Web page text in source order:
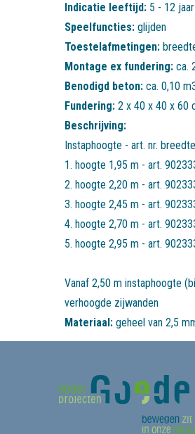
Indicatie leeftijd: 5 - 12 jaar
Speelfuncties: glijden
Toestelafmetingen:
Montage ex fundering: ca.
Benodigd beton: ca. 0,10
Fundering: 2 x 40 x 40 x 60
Beschrijving:
Instaphoogte - art. nr.
1. hoogte 1,95 m - art.
2. hoogte 2,20 m - art.
3. hoogte 2,45 m - art.
4. hoogte 2,70 m - art.
5. hoogte 2,95 m - art.
Vanaf 2,50 m instaphoogte
verhoogde zijwanden
Materiaal: geheel van 2,5